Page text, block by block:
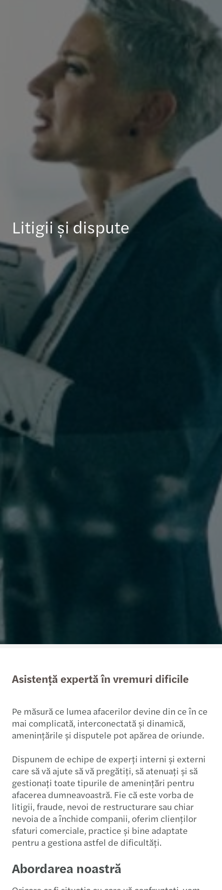
Litigii și dispute
Asistență expertă în vremuri dificile
Pe măsură ce lumea afacerilor devine din ce în ce
mai complicată, interconectată și dinamică,
amenințările și disputele pot apărea de oriunde.
Dispunem de echipe de experți interni și externi
care să vă ajute să vă pregătiți, să atenuați și să
gestionați toate tipurile de amenințări pentru
afacerea dumneavoastră. Fie că este vorba de
litigii, fraude, nevoi de restructurare sau chiar
nevoia de a închide companii, oferim clienților
sfaturi comerciale, practice și bine adaptate
pentru a gestiona astfel de dificultăți.
Abordarea noastră